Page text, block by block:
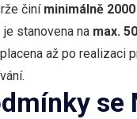
činí minimálně
stanovena na max.
až po realizaci
se